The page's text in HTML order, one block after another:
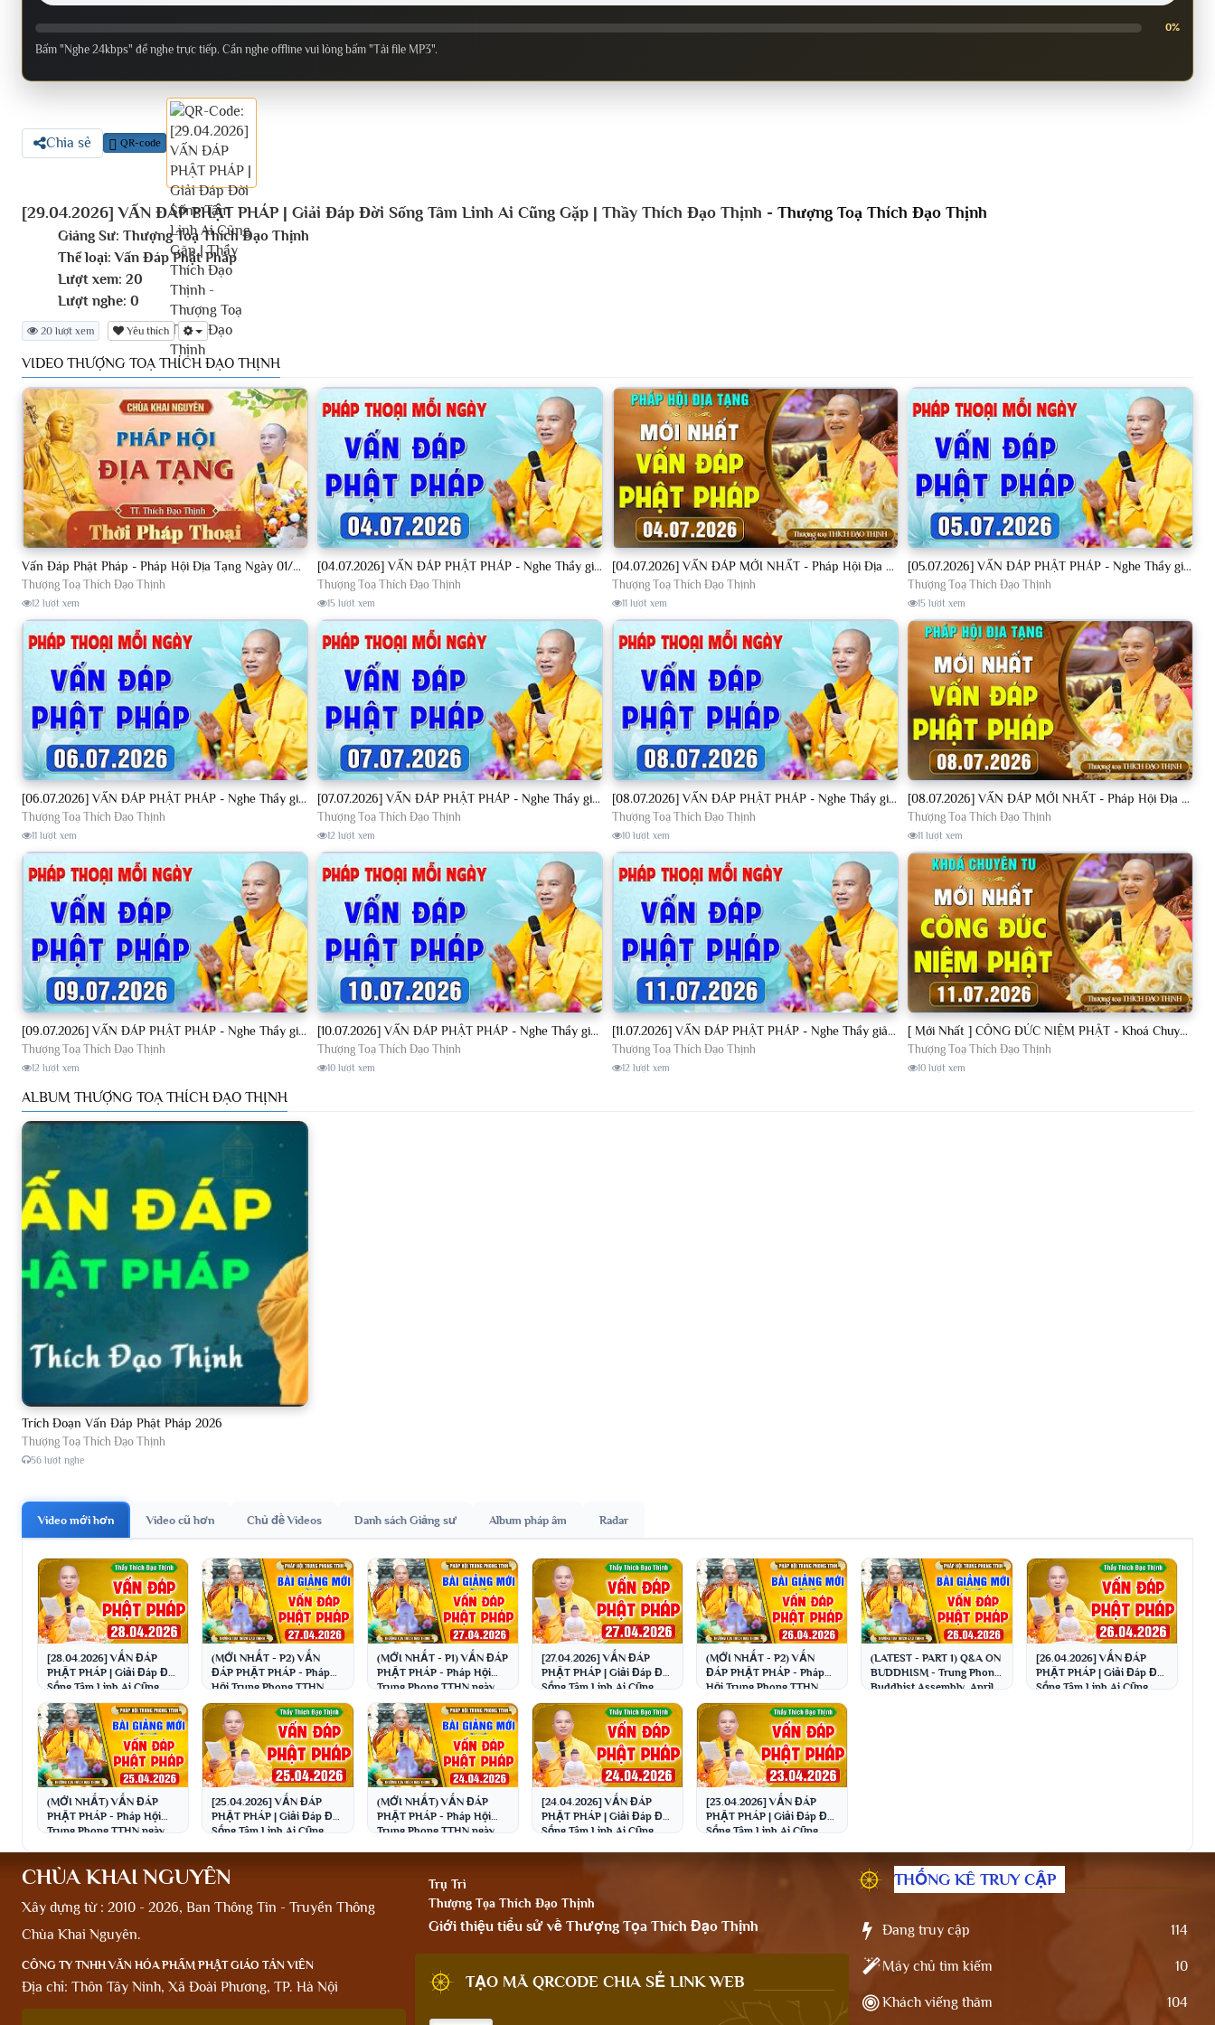
0%
Bấm "Nghe 24kbps" để nghe trực tiếp. Cần nghe offline vui lòng bấm "Tải file MP3".
Chia sẻ QR-code
[29.04.2026] VẤN ĐÁP PHẬT PHÁP | Giải Đáp Đời Sống Tâm Linh Ai Cũng Gặp | Thầy Thích Đạo Thịnh - Thượng Toạ Thích Đạo Thịnh
Giảng Sư: Thượng Toạ Thích Đạo Thịnh
Thể loại: Vấn Đáp Phật Pháp
Lượt xem: 20
Lượt nghe: 0
20 lượt xem Yêu thích
VIDEO THƯỢNG TOẠ THÍCH ĐẠO THỊNH
Vấn Đáp Phật Pháp - Pháp Hội Địa Tạng Ngày 01/08/2026│TT. Thích Đạo Thịnh
Thượng Toạ Thích Đạo Thịnh
12 lượt xem
[04.07.2026] VẤN ĐÁP PHẬT PHÁP - Nghe Thầy giảng Pháp mỗi ngày CÔNG ĐỨC VÔ LƯỢNG│TT. Thích Đạo Thịnh
Thượng Toạ Thích Đạo Thịnh
15 lượt xem
[04.07.2026] VẤN ĐÁP MỚI NHẤT - Pháp Hội Địa Tạng Chùa Khai Nguyên | TT. Thích Đạo Thịnh
Thượng Toạ Thích Đạo Thịnh
11 lượt xem
[05.07.2026] VẤN ĐÁP PHẬT PHÁP - Nghe Thầy giảng Pháp mỗi ngày CÔNG ĐỨC VÔ LƯỢNG│TT. Thích Đạo Thịnh
Thượng Toạ Thích Đạo Thịnh
15 lượt xem
[06.07.2026] VẤN ĐÁP PHẬT PHÁP - Nghe Thầy giảng Pháp mỗi ngày CÔNG ĐỨC VÔ LƯỢNG│TT. Thích Đạo Thịnh
Thượng Toạ Thích Đạo Thịnh
11 lượt xem
[07.07.2026] VẤN ĐÁP PHẬT PHÁP - Nghe Thầy giảng Pháp mỗi ngày CÔNG ĐỨC VÔ LƯỢNG│TT. Thích Đạo Thịnh
Thượng Toạ Thích Đạo Thịnh
12 lượt xem
[08.07.2026] VẤN ĐÁP PHẬT PHÁP - Nghe Thầy giảng Pháp mỗi ngày CÔNG ĐỨC VÔ LƯỢNG│TT. Thích Đạo Thịnh
Thượng Toạ Thích Đạo Thịnh
10 lượt xem
[08.07.2026] VẤN ĐÁP MỚI NHẤT - Pháp Hội Địa Tạng Chùa Khai Nguyên | TT. Thích Đạo Thịnh
Thượng Toạ Thích Đạo Thịnh
11 lượt xem
[09.07.2026] VẤN ĐÁP PHẬT PHÁP - Nghe Thầy giảng Pháp mỗi ngày CÔNG ĐỨC VÔ LƯỢNG│TT. Thích Đạo Thịnh
Thượng Toạ Thích Đạo Thịnh
12 lượt xem
[10.07.2026] VẤN ĐÁP PHẬT PHÁP - Nghe Thầy giảng Pháp mỗi ngày CÔNG ĐỨC VÔ LƯỢNG│TT. Thích Đạo Thịnh
Thượng Toạ Thích Đạo Thịnh
10 lượt xem
[11.07.2026] VẤN ĐÁP PHẬT PHÁP - Nghe Thầy giảng Pháp mỗi ngày CÔNG ĐỨC VÔ LƯỢNG│TT. Thích Đạo Thịnh
Thượng Toạ Thích Đạo Thịnh
12 lượt xem
[ Mới Nhất ] CÔNG ĐỨC NIỆM PHẬT - Khoá Chuyên Tu Chùa Khai Nguyên 11/07/2026 | TT. Thích Đạo Thịnh
Thượng Toạ Thích Đạo Thịnh
10 lượt xem
ALBUM THƯỢNG TOẠ THÍCH ĐẠO THỊNH
Trích Đoạn Vấn Đáp Phật Pháp 2026
Thượng Toạ Thích Đạo Thịnh
56 lượt nghe
Video mới hơn Video cũ hơn Chủ đề Videos Danh sách Giảng sư Album pháp âm Radar
[28.04.2026] VẤN ĐÁP
PHẬT PHÁP | Giải Đáp Đời
Sống Tâm Linh Ai Cũng
Gặp | Thầy Thích Đạo
Thịnh
(MỚI NHẤT - P2) VẤN
ĐÁP PHẬT PHÁP - Pháp
Hội Trung Phong TTHN
ngày 27.04.2026 │Thầy
Thích Đạo Thịnh
(MỚI NHẤT - P1) VẤN ĐÁP
PHẬT PHÁP - Pháp Hội
Trung Phong TTHN ngày
27.04.2026 │Thầy Thích
Đạo Thịnh
[27.04.2026] VẤN ĐÁP
PHẬT PHÁP | Giải Đáp Đời
Sống Tâm Linh Ai Cũng
Gặp | Thầy Thích Đạo
Thịnh
(MỚI NHẤT - P2) VẤN
ĐÁP PHẬT PHÁP - Pháp
Hội Trung Phong TTHN
ngày 26.04.2026 │Thầy
Thích Đạo Thịnh
(LATEST - PART 1) Q&A ON
BUDDHISM - Trung Phong
Buddhist Assembly, April
[26.04.2026] VẤN ĐÁP
PHẬT PHÁP | Giải Đáp Đời
Sống Tâm Linh Ai Cũng
(MỚI NHẤT) VẤN ĐÁP
PHẬT PHÁP - Pháp Hội
Trung Phong TTHN ngày
[25.04.2026] VẤN ĐÁP
PHẬT PHÁP | Giải Đáp Đời
Sống Tâm Linh Ai Cũng
(MỚI NHẤT) VẤN ĐÁP
PHẬT PHÁP - Pháp Hội
Trung Phong TTHN ngày
[24.04.2026] VẤN ĐÁP
PHẬT PHÁP | Giải Đáp Đời
Sống Tâm Linh Ai Cũng
[23.04.2026] VẤN ĐÁP
PHẬT PHÁP | Giải Đáp Đời
Sống Tâm Linh Ai Cũng
CHÙA KHAI NGUYÊN
Xây dựng từ : 2010 - 2026, Ban Thông Tin - Truyền Thông
Chùa Khai Nguyên.
CÔNG TY TNHH VĂN HÓA PHẨM PHẬT GIÁO TẢN VIÊN
Địa chỉ: Thôn Tây Ninh, Xã Đoài Phương, TP. Hà Nội
Trụ Trì
Thượng Tọa Thích Đạo Thịnh
Giới thiệu tiểu sử về Thượng Tọa Thích Đạo Thịnh
TẠO MÃ QRCODE CHIA SẺ LINK WEB
THỐNG KÊ TRUY CẬP
Đang truy cập 114
Máy chủ tìm kiếm 10
Khách viếng thăm 104